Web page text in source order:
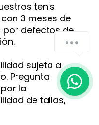
tenis
3 meses de
por defectos de
sujeta a
Pregunta
la
de tallas,